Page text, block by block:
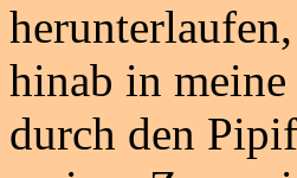
hinab in
durch den